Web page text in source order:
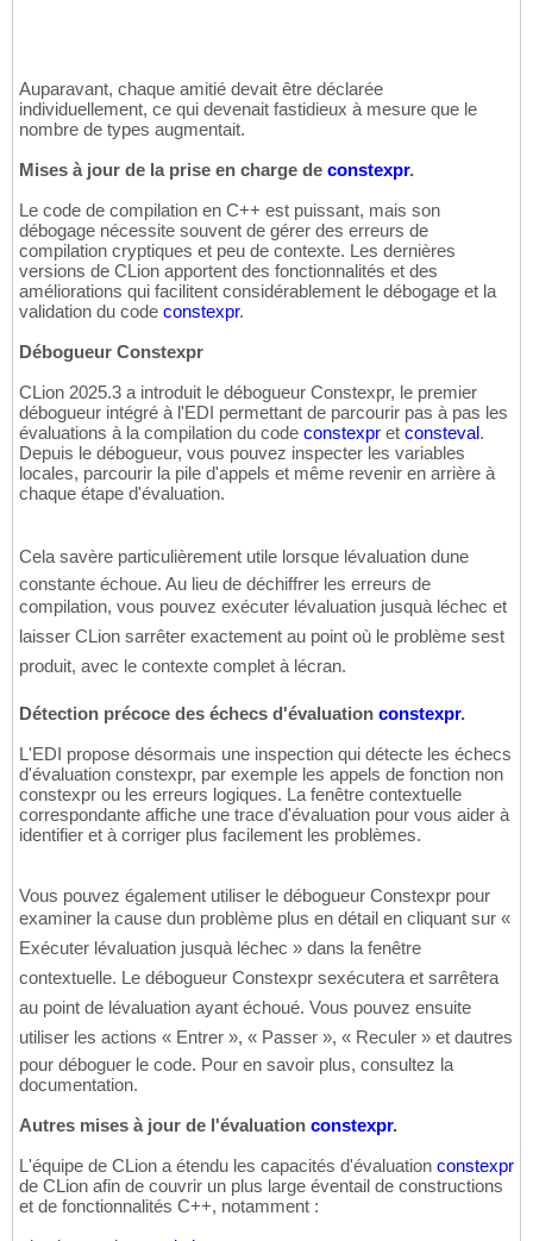
Auparavant, chaque amitié devait être déclarée
individuellement, ce qui devenait fastidieux à mesure que le
nombre de types augmentait.
Mises à jour de la prise en charge de constexpr.
Le code de compilation en C++ est puissant, mais son
débogage nécessite souvent de gérer des erreurs de
compilation cryptiques et peu de contexte. Les dernières
versions de CLion apportent des fonctionnalités et des
améliorations qui facilitent considérablement le débogage et la
validation du code constexpr.
Débogueur Constexpr
CLion 2025.3 a introduit le débogueur Constexpr, le premier
débogueur intégré à l'EDI permettant de parcourir pas à pas les
évaluations à la compilation du code constexpr et consteval.
Depuis le débogueur, vous pouvez inspecter les variables
locales, parcourir la pile d'appels et même revenir en arrière à
chaque étape d'évaluation.
Cela savère particulièrement utile lorsque lévaluation dune
constante échoue. Au lieu de déchiffrer les erreurs de
compilation, vous pouvez exécuter lévaluation jusquà léchec et
laisser CLion sarrêter exactement au point où le problème sest
produit, avec le contexte complet à lécran.
Détection précoce des échecs d'évaluation constexpr.
L'EDI propose désormais une inspection qui détecte les échecs
d'évaluation constexpr, par exemple les appels de fonction non
constexpr ou les erreurs logiques. La fenêtre contextuelle
correspondante affiche une trace d'évaluation pour vous aider à
identifier et à corriger plus facilement les problèmes.
Vous pouvez également utiliser le débogueur Constexpr pour
examiner la cause dun problème plus en détail en cliquant sur «
Exécuter lévaluation jusquà léchec » dans la fenêtre
contextuelle. Le débogueur Constexpr sexécutera et sarrêtera
au point de lévaluation ayant échoué. Vous pouvez ensuite
utiliser les actions « Entrer », « Passer », « Reculer » et dautres
pour déboguer le code. Pour en savoir plus, consultez la
documentation.
Autres mises à jour de l'évaluation constexpr.
L'équipe de CLion a étendu les capacités d'évaluation constexpr
de CLion afin de couvrir un plus large éventail de constructions
et de fonctionnalités C++, notamment :